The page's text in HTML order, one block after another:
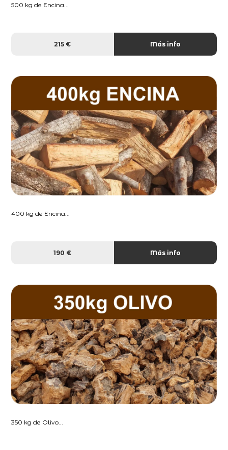
500 kg de Encina...
215 € Más info
400 kg de Encina...
190 € Más info
350 kg de Olivo...